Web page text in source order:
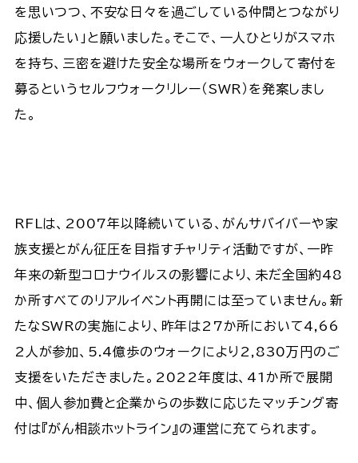
を思いつつ、不安な日々を過ごしている仲間とつながり
応援したい」と願いました。そこで、一人ひとりがスマホ
を持ち、三密を避けた安全な場所をウォークして寄付を
募るというセルフウォークリレー（SWR）を発案しまし
た。
RFLは、2007年以降続いている、がんサバイバーや家
族支援とがん征圧を目指すチャリティ活動ですが、一昨
年来の新型コロナウイルスの影響により、未だ全国約48
か所すべてのリアルイベント再開には至っていません。新
たなSWRの実施により、昨年は27か所において4,66
2人が参加、5.4億歩のウォークにより2,830万円のご
支援をいただきました。2022年度は、41か所で展開
中、個人参加費と企業からの歩数に応じたマッチング寄
付は『がん相談ホットライン』の運営に充てられます。